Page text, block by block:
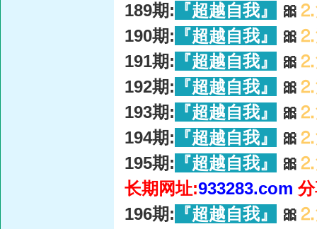
189期: 『超越自我』 🎀 ⒉
190期: 『超越自我』 🎀 ⒉
191期: 『超越自我』 🎀 ⒉
192期: 『超越自我』 🎀 ⒉
193期: 『超越自我』 🎀 ⒉
194期: 『超越自我』 🎀 ⒉
195期: 『超越自我』 🎀 ⒉
长期网址:933283.com
196期: 『超越自我』 🎀 ⒉